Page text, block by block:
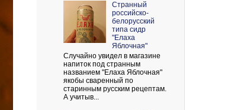
Странный
российско-
белорусский
типа сидр
"Елаха
Яблочная"
Случайно увидел в магазине
напиток под странным
названием "Елаха Яблочная"
якобы сваренный по
старинным русским рецептам.
А учитыв...